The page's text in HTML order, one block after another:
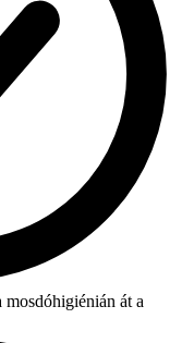
mosdóhigiénián át a